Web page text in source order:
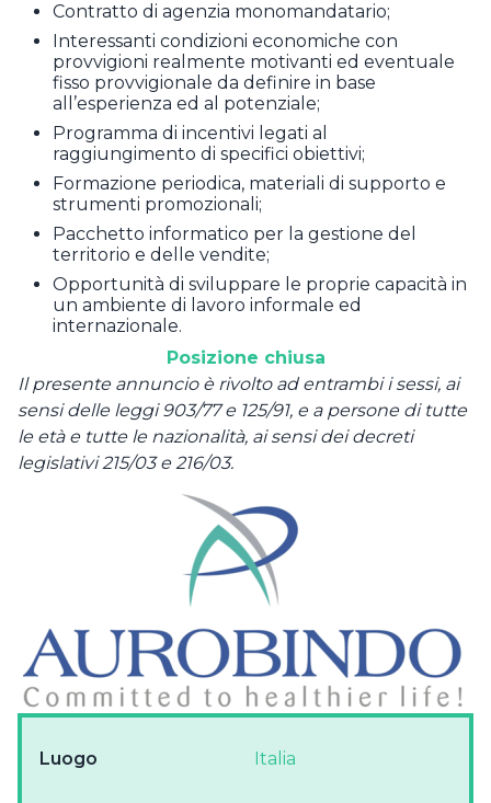
Contratto di agenzia monomandatario;
Interessanti condizioni economiche con
provvigioni realmente motivanti ed eventuale
fisso provvigionale da definire in base
all’esperienza ed al potenziale;
Programma di incentivi legati al
raggiungimento di specifici obiettivi;
Formazione periodica, materiali di supporto e
strumenti promozionali;
Pacchetto informatico per la gestione del
territorio e delle vendite;
Opportunità di sviluppare le proprie capacità in
un ambiente di lavoro informale ed
internazionale.
Posizione chiusa
Il presente annuncio è rivolto ad entrambi i sessi, ai
sensi delle leggi 903/77 e 125/91, e a persone di tutte
le età e tutte le nazionalità, ai sensi dei decreti
legislativi 215/03 e 216/03.
Luogo Italia